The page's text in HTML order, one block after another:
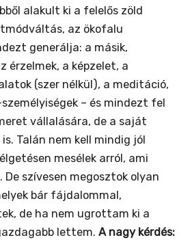
alakult ki a felelős zöld
az ökofalu
generálja: a másik,
érzelmek, a képzelet, a
(szer nélkül), a meditáció,
– és mindezt fel
vállalására, de a saját
Talán nem kell mindig jól
mesélek arról, ami
De szívesen megosztok olyan
bár fájdalommal,
de ha nem ugrottam ki a
lettem. A nagy kérdés: